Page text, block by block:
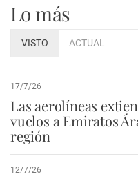
Lo más
VISTO ACTUAL
17/7/26
Las aerolíneas
vuelos a Emiratos
región
12/7/26